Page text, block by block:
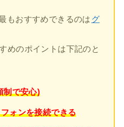
もおすすめできるのは グ
めのポイントは下記のと
制で安心)
ォンを接続できる